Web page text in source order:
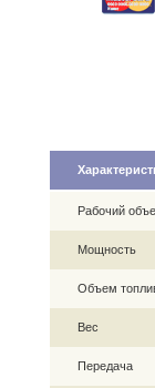
Рабочий
Мощность
Объем
Вес
Передача